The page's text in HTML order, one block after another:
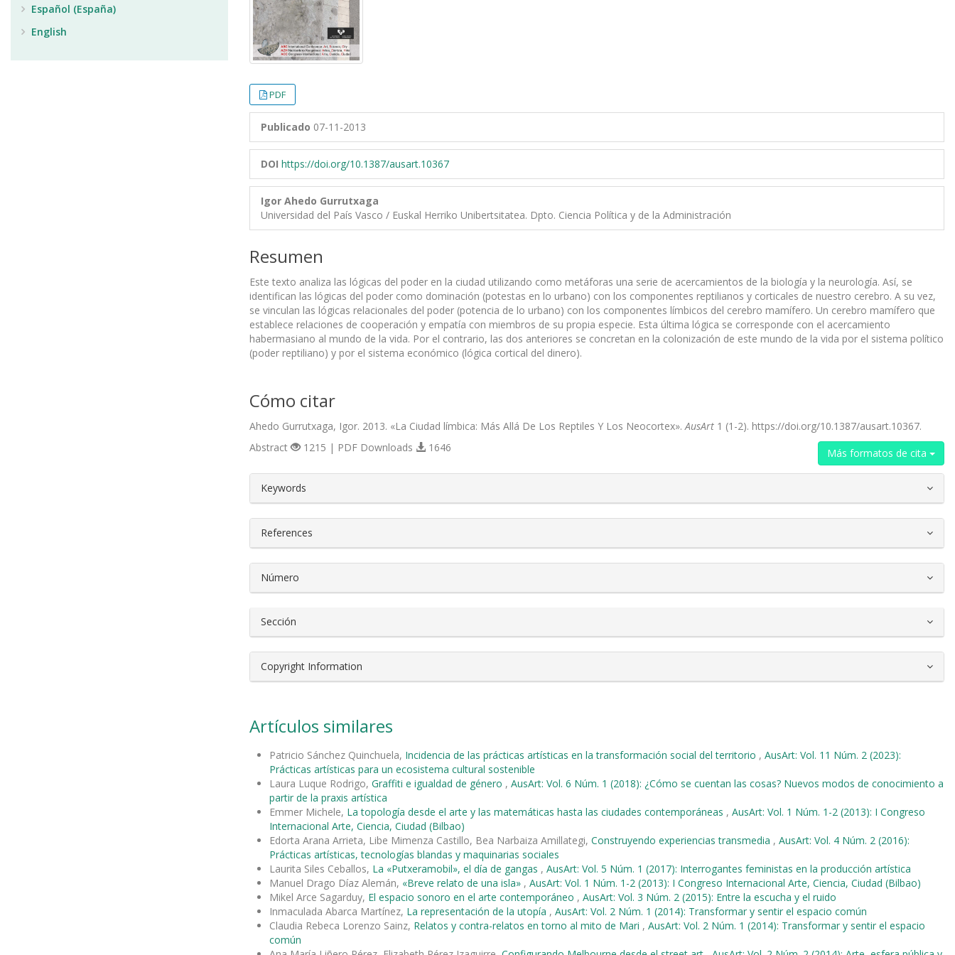
PDF
Publicado 07-11-2013
DOI https://doi.org/10.1387/ausart.10367
Igor Ahedo Gurrutxaga
Universidad del País Vasco / Euskal Herriko Unibertsitatea. Dpto. Ciencia Política y de la Administración
Resumen
Este texto analiza las lógicas del poder en la ciudad utilizando como metáforas una serie de acercamientos de la biología y la neurología. Así, se
identifican las lógicas del poder como dominación (potestas en lo urbano) con los componentes reptilianos y corticales de nuestro cerebro. A su vez,
se vinculan las lógicas relacionales del poder (potencia de lo urbano) con los componentes límbicos del cerebro mamífero. Un cerebro mamífero que
establece relaciones de cooperación y empatía con miembros de su propia especie. Esta última lógica se corresponde con el acercamiento
habermasiano al mundo de la vida. Por el contrario, las dos anteriores se concretan en la colonización de este mundo de la vida por el sistema político
(poder reptiliano) y por el sistema económico (lógica cortical del dinero).
Cómo citar
Ahedo Gurrutxaga, Igor. 2013. «La Ciudad límbica: Más Allá De Los Reptiles Y Los Neocortex».AusArt 1 (1-2). https://doi.org/10.1387/ausart.10367.
Más formatos de cita
Abstract 1215 | PDF Downloads 1646
##plugins.themes.bootstrap3.article.details##
Keywords
References
Número
Sección
Copyright Information
Artículos similares
Patricio Sánchez Quinchuela, Incidencia de las prácticas artísticas en la transformación social del territorio , AusArt: Vol. 11 Núm. 2 (2023):
Prácticas artísticas para un ecosistema cultural sostenible
Laura Luque Rodrigo, Graffiti e igualdad de género , AusArt: Vol. 6 Núm. 1 (2018): ¿Cómo se cuentan las cosas? Nuevos modos de conocimiento a
partir de la praxis artística
Emmer Michele, La topología desde el arte y las matemáticas hasta las ciudades contemporáneas , AusArt: Vol. 1 Núm. 1-2 (2013): I Congreso
Internacional Arte, Ciencia, Ciudad (Bilbao)
Edorta Arana Arrieta, Libe Mimenza Castillo, Bea Narbaiza Amillategi, Construyendo experiencias transmedia , AusArt: Vol. 4 Núm. 2 (2016):
Prácticas artísticas, tecnologías blandas y maquinarias sociales
Laurita Siles Ceballos, La «Putxeramobil», el día de gangas , AusArt: Vol. 5 Núm. 1 (2017): Interrogantes feministas en la producción artística
Manuel Drago Díaz Alemán, «Breve relato de una isla» , AusArt: Vol. 1 Núm. 1-2 (2013): I Congreso Internacional Arte, Ciencia, Ciudad (Bilbao)
Mikel Arce Sagarduy, El espacio sonoro en el arte contemporáneo , AusArt: Vol. 3 Núm. 2 (2015): Entre la escucha y el ruido
Inmaculada Abarca Martínez, La representación de la utopía , AusArt: Vol. 2 Núm. 1 (2014): Transformar y sentir el espacio común
Claudia Rebeca Lorenzo Sainz, Relatos y contra-relatos en torno al mito de Mari , AusArt: Vol. 2 Núm. 1 (2014): Transformar y sentir el espacio
común
Español (España)
English